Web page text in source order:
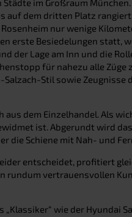
auf dem dritten Platz
nur wenige
erste Besiedelungen
der Lage am Inn und die
für nahezu alle
Stil sowie
dem Einzelhandel. Als
ist. Abgerundt wird
die Schiene mit Nah- und
entscheidet, profitiert
vertrauensvollen
wie der